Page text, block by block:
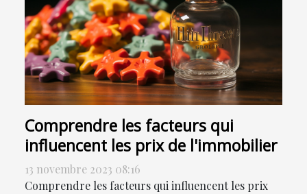
Comprendre les facteurs qui
influencent les prix de l'immobilier
13 novembre 2023 08:16
Comprendre les facteurs qui influencent les prix